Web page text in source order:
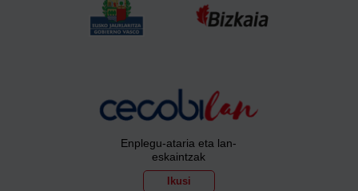
Enplegu-ataria eta lan-
eskaintzak
Ikusi